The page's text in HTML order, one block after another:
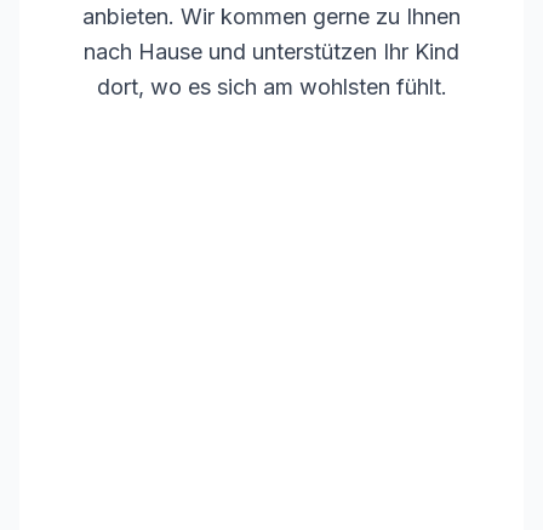
anbieten. Wir kommen gerne zu Ihnen
nach Hause und unterstützen Ihr Kind
dort, wo es sich am wohlsten fühlt.